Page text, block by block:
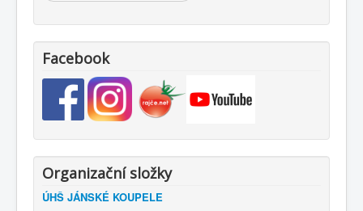
Facebook
Organizační složky
ÚHŠ JÁNSKÉ KOUPELE